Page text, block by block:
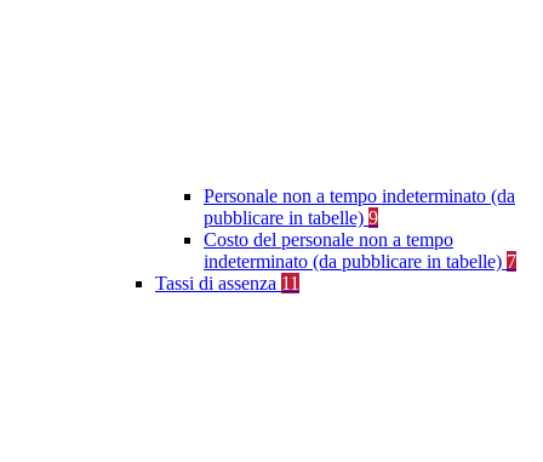
Personale non a tempo indeterminato (da
pubblicare in tabelle) 9
Costo del personale non a tempo
indeterminato (da pubblicare in tabelle) 7
Tassi di assenza 11